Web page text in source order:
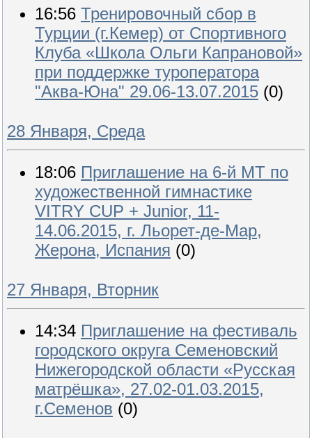
16:56 Тренировочный сбор в
Турции (г.Кемер) от Спортивного
Клуба «Школа Ольги Капрановой»
​при поддержке туроператора
"Аква-Юна" 29.06-13.07.2015 (0)
28 Января, Среда
18:06 Приглашение на 6-й МТ по
художественной гимнастике
VITRY CUP + Junior, 11-
14.06.2015, г. Льорет-де-Мар,
Жерона, Испания (0)
27 Января, Вторник
14:34 Приглашение на фестиваль
городского округа Семеновский
Нижегородской области «Русская
матрёшка», 27.02-01.03.2015,
г.Семенов (0)